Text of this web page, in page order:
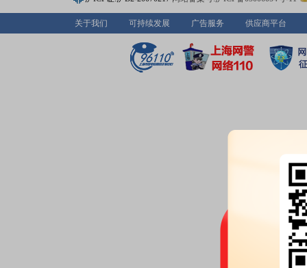
关于我们 可持续发展 广告服务 供应商平台